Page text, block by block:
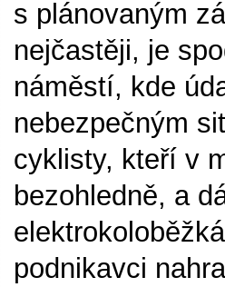
s plánovaným
nejčastěji, je
náměstí, kde
nebezpečným
cyklisty, kteří v
bezohledně, a
podnikavci